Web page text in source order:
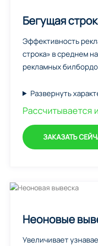
Бегущая
Эффективность
строка» в среднем
рекламных
Развернуть
Рассчитывается
ЗАКАЗАТЬ
Неоновые
Увеличивает